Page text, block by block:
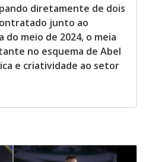
diretamente de dois
junto ao
meio de 2024, o meia
no esquema de Abel
e criatividade ao setor